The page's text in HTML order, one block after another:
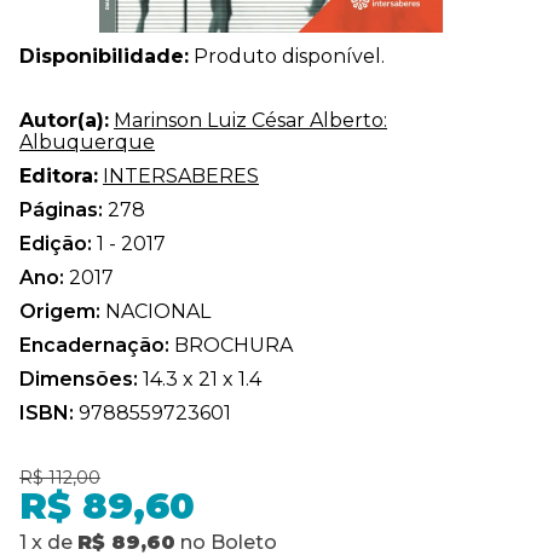
Disponibilidade: Produto disponível.
Autor(a): Marinson Luiz César Alberto:
Albuquerque
Editora: INTERSABERES
Páginas: 278
Edição: 1 - 2017
Ano: 2017
Origem: NACIONAL
Encadernação: BROCHURA
Dimensões: 14.3 x 21 x 1.4
ISBN: 9788559723601
R$ 112,00
R$ 89,60
1 x de R$ 89,60 no Boleto